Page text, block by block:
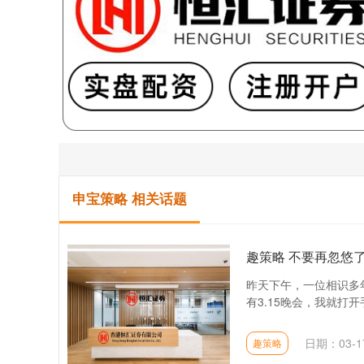
申宝策略 相关话题
趣策略 不要再忽悠
昨天下午，一位相识
有3.15晚会，我就打
趣策略 日期：03-